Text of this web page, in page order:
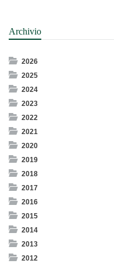
Archivio
2026
2025
2024
2023
2022
2021
2020
2019
2018
2017
2016
2015
2014
2013
2012